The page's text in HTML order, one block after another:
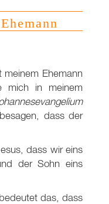
meinem Ehemann
mich in meinem
dass der
dass wir eins
der Sohn eins
das, dass